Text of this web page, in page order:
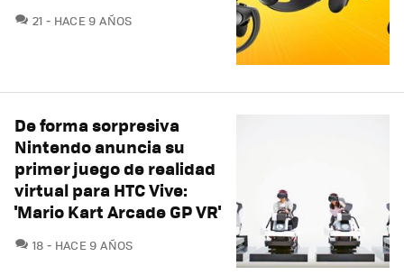
21 COMENTARIOS
HACE 9 AÑOS
De forma sorpresiva
Nintendo anuncia su
primer juego de realidad
virtual para HTC Vive:
'Mario Kart Arcade GP VR'
18 COMENTARIOS
HACE 9 AÑOS